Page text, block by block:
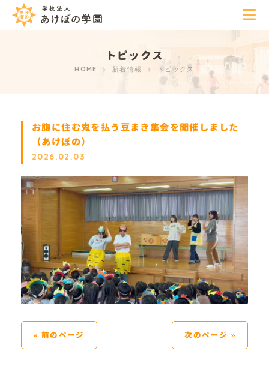
トピックス
HOME 新着情報 トピックス
お腹に住む鬼を払う豆まき集会を開催しました
（あけぼの）
2026.02.03
« 前のページ 次のページ »